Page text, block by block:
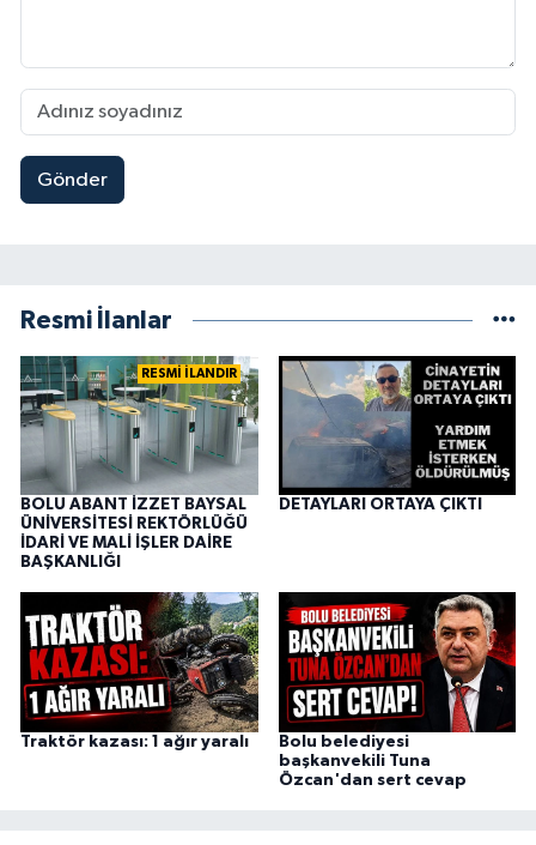
Gönder
Resmi İlanlar
RESMİ İLANDIR
BOLU ABANT İZZET BAYSAL
ÜNİVERSİTESİ REKTÖRLÜĞÜ
İDARİ VE MALİ İŞLER DAİRE
BAŞKANLIĞI
DETAYLARI ORTAYA ÇIKTI
Traktör kazası: 1 ağır yaralı
Bolu belediyesi
başkanvekili Tuna
Özcan'dan sert cevap